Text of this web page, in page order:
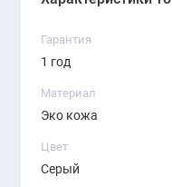
Доступны
Гарантия
1 год
Материал
Эко кожа
Цвет
Серый